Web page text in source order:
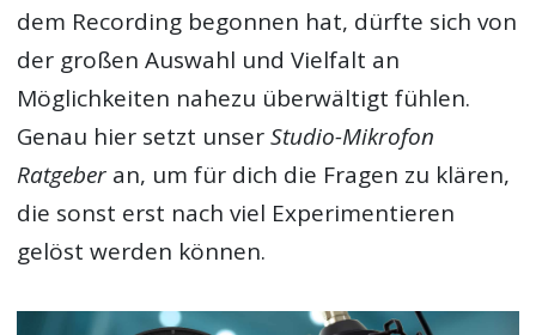
dem Recording begonnen hat, dürfte sich von
der großen Auswahl und Vielfalt an
Möglichkeiten nahezu überwältigt fühlen.
Genau hier setzt unserStudio-Mikrofon
Ratgeber an, um für dich die Fragen zu klären,
die sonst erst nach viel Experimentieren
gelöst werden können.